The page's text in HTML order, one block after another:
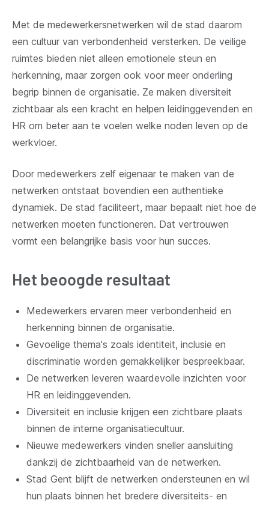
Met de medewerkersnetwerken wil de stad daarom
een cultuur van verbondenheid versterken. De veilige
ruimtes bieden niet alleen emotionele steun en
herkenning, maar zorgen ook voor meer onderling
begrip binnen de organisatie. Ze maken diversiteit
zichtbaar als een kracht en helpen leidinggevenden en
HR om beter aan te voelen welke noden leven op de
werkvloer.
Door medewerkers zelf eigenaar te maken van de
netwerken ontstaat bovendien een authentieke
dynamiek. De stad faciliteert, maar bepaalt niet hoe de
netwerken moeten functioneren. Dat vertrouwen
vormt een belangrijke basis voor hun succes.
Het beoogde resultaat
Medewerkers ervaren meer verbondenheid en
herkenning binnen de organisatie.
Gevoelige thema's zoals identiteit, inclusie en
discriminatie worden gemakkelijker bespreekbaar.
De netwerken leveren waardevolle inzichten voor
HR en leidinggevenden.
Diversiteit en inclusie krijgen een zichtbare plaats
binnen de interne organisatiecultuur.
Nieuwe medewerkers vinden sneller aansluiting
dankzij de zichtbaarheid van de netwerken.
Stad Gent blijft de netwerken ondersteunen en wil
hun plaats binnen het bredere diversiteits- en